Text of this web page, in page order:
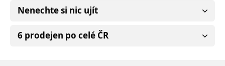
Nenechte si nic ujít
6 prodejen po celé ČR